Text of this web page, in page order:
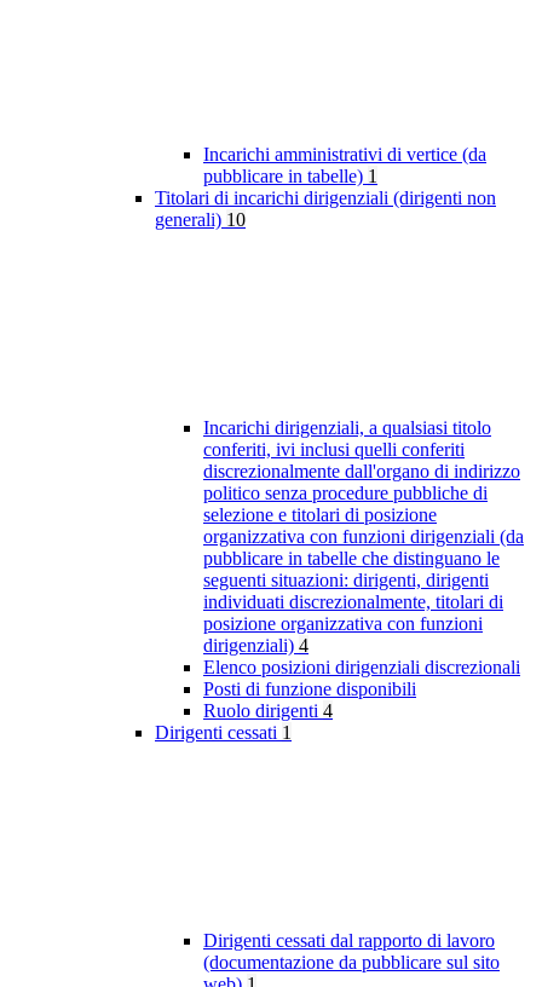
Incarichi amministrativi di vertice (da
pubblicare in tabelle) 1
Titolari di incarichi dirigenziali (dirigenti non
generali) 10
Incarichi dirigenziali, a qualsiasi titolo
conferiti, ivi inclusi quelli conferiti
discrezionalmente dall'organo di indirizzo
politico senza procedure pubbliche di
selezione e titolari di posizione
organizzativa con funzioni dirigenziali (da
pubblicare in tabelle che distinguano le
seguenti situazioni: dirigenti, dirigenti
individuati discrezionalmente, titolari di
posizione organizzativa con funzioni
dirigenziali) 4
Elenco posizioni dirigenziali discrezionali
Posti di funzione disponibili
Ruolo dirigenti 4
Dirigenti cessati 1
Dirigenti cessati dal rapporto di lavoro
(documentazione da pubblicare sul sito